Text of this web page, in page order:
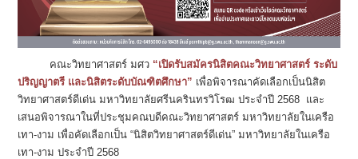
คณะวิทยาศาสตร์ มศว “เปิดรับสมัครนิสิตคณะวิทยาศาสตร์ ระดับ
ปริญญาตรี และนิสิตระดับบัณฑิตศึกษา” เพื่อพิจารณาคัดเลือกเป็นนิสิต
วิทยาศาสตร์ดีเด่น มหาวิทยาลัยศรีนครินทรวิโรฒ ประจำปี 2568 และ
เสนอพิจารณาในที่ประชุมคณบดีคณะวิทยาศาสตร์ มหาวิทยาลัยในเครือ
เทา-งาม เพื่อคัดเลือกเป็น “นิสิตวิทยาศาสตร์ดีเด่น” มหาวิทยาลัยในเครือ
เทา-งาม ประจำปี 2568